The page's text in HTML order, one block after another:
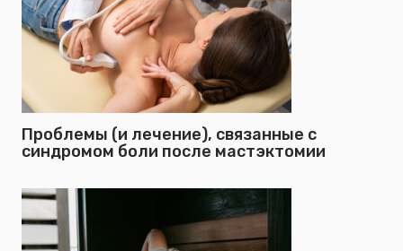
Проблемы (и лечение), связанные с
синдромом боли после мастэктомии